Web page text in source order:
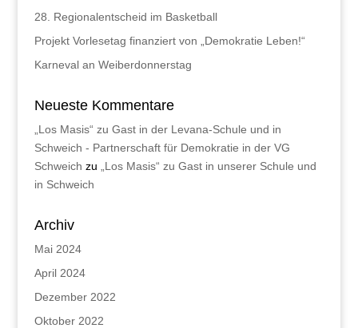
28. Regionalentscheid im Basketball
Projekt Vorlesetag finanziert von „Demokratie Leben!“
Karneval an Weiberdonnerstag
Neueste Kommentare
„Los Masis“ zu Gast in der Levana-Schule und in
Schweich - Partnerschaft für Demokratie in der VG
Schweich zu
„Los Masis“ zu Gast in unserer Schule und
in Schweich
Archiv
Mai 2024
April 2024
Dezember 2022
Oktober 2022